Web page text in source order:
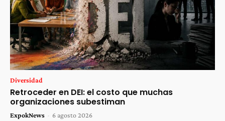
Diversidad
Retroceder en DEI: el costo que muchas
organizaciones subestiman
ExpokNews - 6 agosto 2026